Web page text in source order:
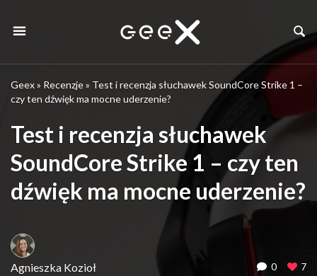
Geex» Recenzje» Test i recenzja słuchawek SoundCore Strike 1 –
czy ten dźwięk ma mocne uderzenie?
Test i recenzja słuchawek
SoundCore Strike 1 – czy ten
dźwięk ma mocne uderzenie?
Agnieszka Kozioł 0 7